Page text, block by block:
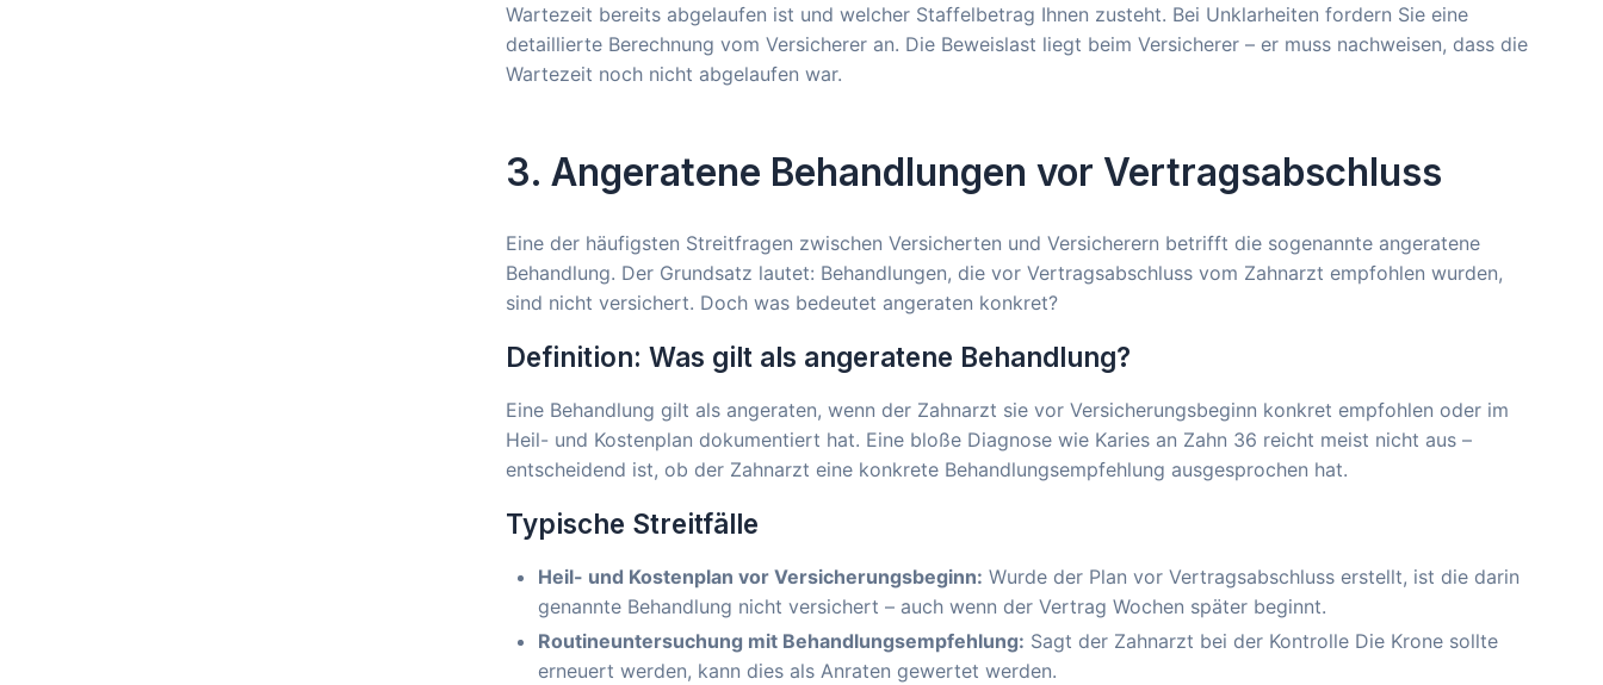
Wartezeit bereits abgelaufen ist und welcher Staffelbetrag Ihnen zusteht. Bei Unklarheiten fordern Sie eine
detaillierte Berechnung vom Versicherer an. Die Beweislast liegt beim Versicherer – er muss nachweisen, dass die
Wartezeit noch nicht abgelaufen war.
3. Angeratene Behandlungen vor Vertragsabschluss
Eine der häufigsten Streitfragen zwischen Versicherten und Versicherern betrifft die sogenannte angeratene
Behandlung. Der Grundsatz lautet: Behandlungen, die vor Vertragsabschluss vom Zahnarzt empfohlen wurden,
sind nicht versichert. Doch was bedeutet angeraten konkret?
Definition: Was gilt als angeratene Behandlung?
Eine Behandlung gilt als angeraten, wenn der Zahnarzt sie vor Versicherungsbeginn konkret empfohlen oder im
Heil- und Kostenplan dokumentiert hat. Eine bloße Diagnose wie Karies an Zahn 36 reicht meist nicht aus –
entscheidend ist, ob der Zahnarzt eine konkrete Behandlungsempfehlung ausgesprochen hat.
Typische Streitfälle
Heil- und Kostenplan vor Versicherungsbeginn: Wurde der Plan vor Vertragsabschluss erstellt, ist die darin
genannte Behandlung nicht versichert – auch wenn der Vertrag Wochen später beginnt.
Routineuntersuchung mit Behandlungsempfehlung: Sagt der Zahnarzt bei der Kontrolle Die Krone sollte
erneuert werden, kann dies als Anraten gewertet werden.